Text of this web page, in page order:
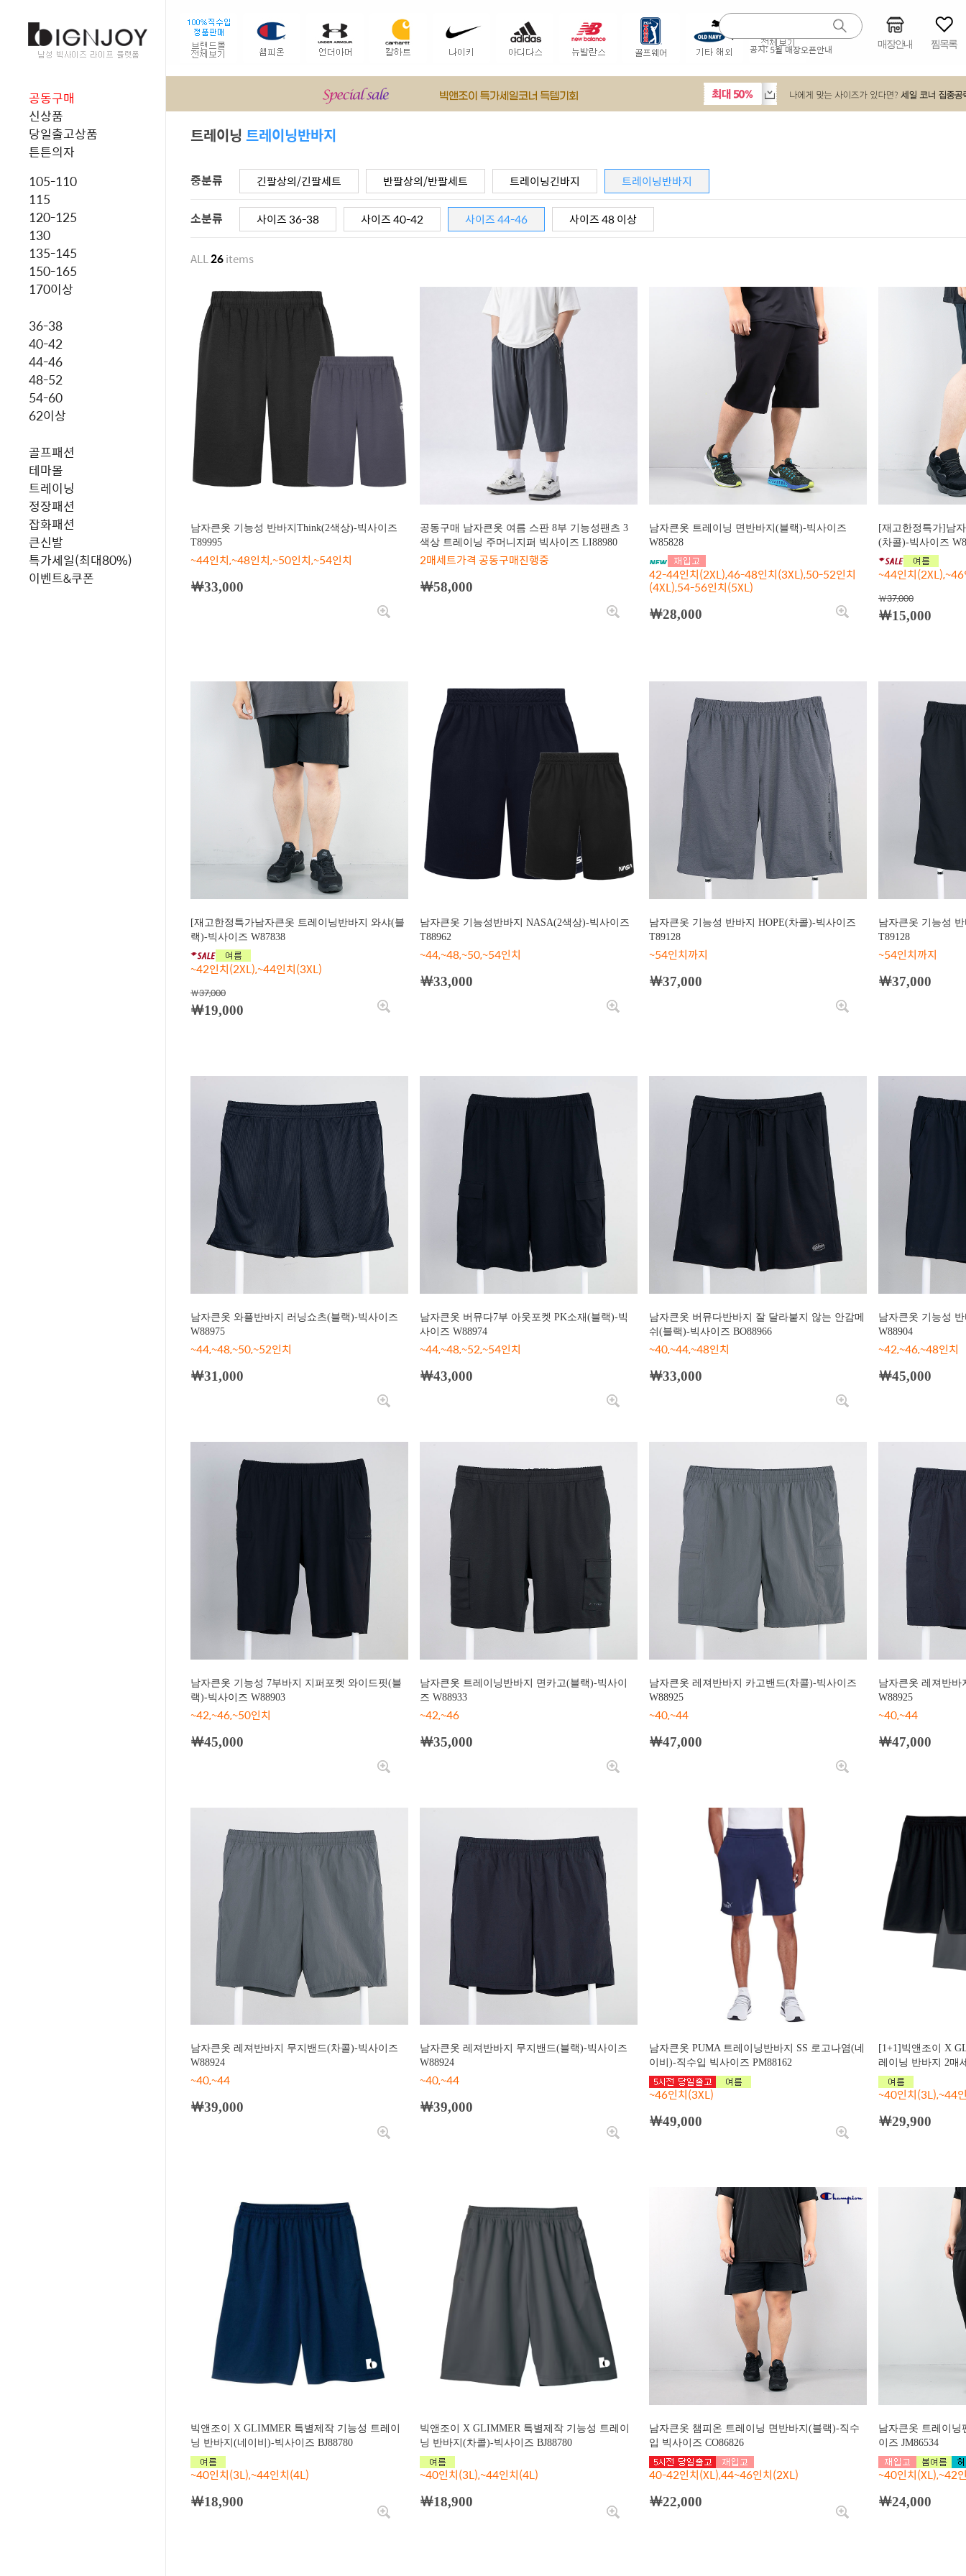
공지:5월 매장오픈안내 매장안내 찜목록
공동구매
신상품
당일출고상품
튼튼의자
105-110
115
120-125
130
135-145
150-165
170이상
36-38
40-42
44-46
48-52
54-60
62이상
골프패션
테마몰
트레이닝
정장패션
잡화패션
큰신발
특가세일(최대80%)
이벤트&쿠폰
트레이닝 트레이닝반바지
중분류 긴팔상의/긴팔세트 반팔상의/반팔세트 트레이닝긴바지 트레이닝반바지
소분류 사이즈 36-38 사이즈 40-42 사이즈 44-46 사이즈 48 이상
ALL26items
남자큰옷 기능성 반바지Think(2색상)-빅사이즈
T89995
~44인치,~48인치,~50인치,~54인치
￦33,000
공동구매 남자큰옷 여름 스판 8부 기능성팬츠 3
색상 트레이닝 주머니지퍼 빅사이즈 LI88980
2매세트가격 공동구매진행중
￦58,000
남자큰옷 트레이닝 면반바지(블랙)-빅사이즈
W85828
42-44인치(2XL),46-48인치(3XL),50-52인치
(4XL),54-56인치(5XL)
￦28,000
[재고한정특가]남
(차콜)-빅사이즈
~44인치
￦37,000
￦15,000
[재고한정특가남자큰옷 트레이닝반바지 와샤(블
랙)-빅사이즈 W87838
~42인치(2XL),~44인치(3XL)
￦37,000
￦19,000
남자큰옷 기능성반바지 NASA(2색상)-빅사이즈
T88962
~44,~48,~50,~54인치
￦33,000
남자큰옷 기능성 반바지 HOPE(차콜)-빅사이즈
T89128
~54인치까지
￦37,000
남자큰옷 기능성
T89128
~54인치까지
￦37,000
남자큰옷 와플반바지 러닝쇼츠(블랙)-빅사이즈
W88975
~44,~48,~50,~52인치
￦31,000
남자큰옷 버뮤다7부 아웃포켓 PK소재(블랙)-빅
사이즈 W88974
~44,~48,~52,~54인치
￦43,000
남자큰옷 버뮤다반바지 잘 달라붙지 않는 안감메
쉬(블랙)-빅사이즈 BO88966
~40,~44,~48인치
￦33,000
남자큰옷 기능성
W88904
~42,~46,~48인치
￦45,000
남자큰옷 기능성 7부바지 지퍼포켓 와이드핏(블
랙)-빅사이즈 W88903
~42,~46,~50인치
￦45,000
남자큰옷 트레이닝반바지 면카고(블랙)-빅사이
즈 W88933
~42,~46
￦35,000
남자큰옷 레져반바지 카고밴드(차콜)-빅사이즈
W88925
~40,~44
￦47,000
남자큰옷 레져반바
W88925
~40,~44
￦47,000
남자큰옷 레져반바지 무지밴드(차콜)-빅사이즈
W88924
~40,~44
￦39,000
남자큰옷 레져반바지 무지밴드(블랙)-빅사이즈
W88924
~40,~44
￦39,000
남자큰옷 PUMA 트레이닝반바지 SS 로고나염(네
이비)-직수입 빅사이즈 PM88162
~46인치(3XL)
￦49,000
[1+1]빅앤조이 X
레이닝 반바지 2매
~40인치(3L),~44
￦29,900
빅앤조이 X GLIMMER 특별제작 기능성 트레이
닝 반바지(네이비)-빅사이즈 BJ88780
~40인치(3L),~44인치(4L)
￦18,900
빅앤조이 X GLIMMER 특별제작 기능성 트레이
닝 반바지(차콜)-빅사이즈 BJ88780
~40인치(3L),~44인치(4L)
￦18,900
남자큰옷 챔피온 트레이닝 면반바지(블랙)-직수
입 빅사이즈 CO86826
40-42인치(XL),44~46인치(2XL)
￦22,000
남자큰옷 트레이닝
이즈 JM86534
~40인치(XL),~42
￦24,000